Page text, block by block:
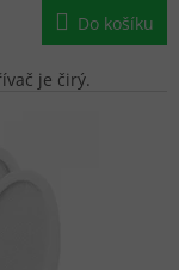
Do košíku
je čirý.